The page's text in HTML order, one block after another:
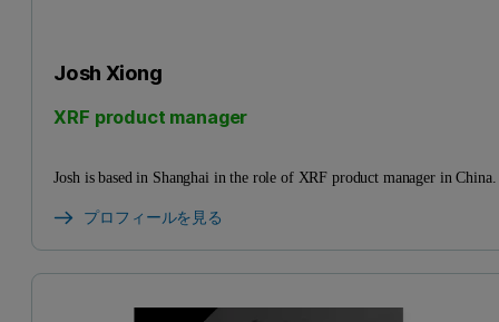
Josh Xiong
XRF product manager
Josh is based in Shanghai in the role of XRF product manager in China.
プロフィールを見る